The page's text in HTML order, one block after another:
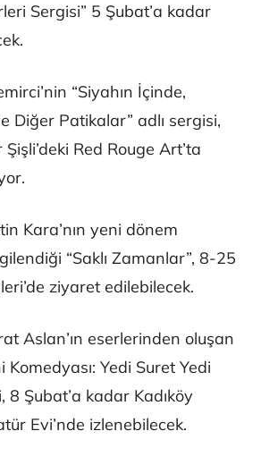
Sergisi” 5 Şubat’a kadar
“Siyahın İçinde,
Diğer Patikalar” adlı sergisi,
Red Rouge Art’ta
Kara’nın yeni dönem
“Saklı Zamanlar”, 8-25
ziyaret edilebilecek.
Aslan’ın eserlerinden oluşan
Komedyası: Yedi Suret Yedi
8 Şubat’a kadar Kadıköy
Evi’nde izlenebilecek.